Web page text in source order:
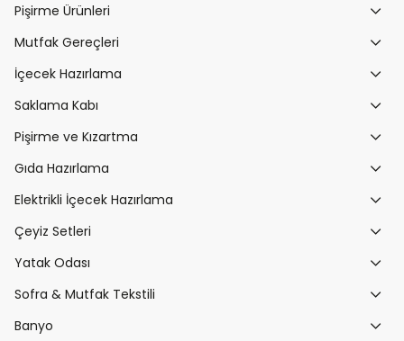
Pişirme Ürünleri
Mutfak Gereçleri
İçecek Hazırlama
Saklama Kabı
Pişirme ve Kızartma
Gıda Hazırlama
Elektrikli İçecek Hazırlama
Çeyiz Setleri
Yatak Odası
Sofra & Mutfak Tekstili
Banyo